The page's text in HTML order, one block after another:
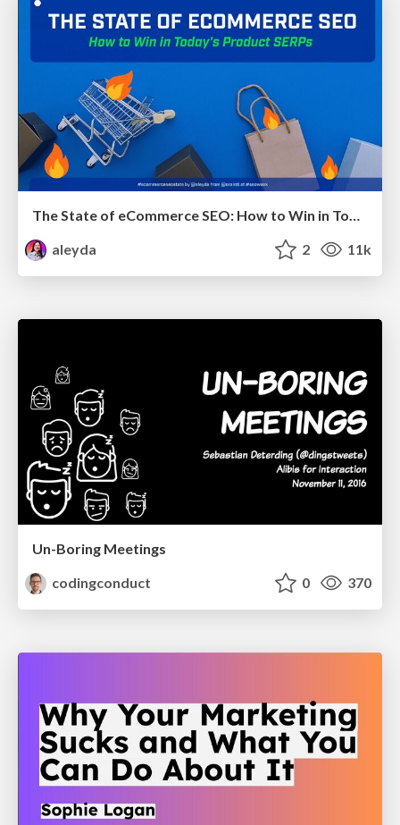
The State of eCommerce SEO: How to Win in Today's Products SERPs - #SEOweek
aleyda
2 11k
Un-Boring Meetings
codingconduct
0 370